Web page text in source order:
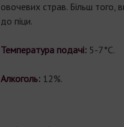
овочевих страв. Більш того,
до піци.
Температура подачі: 5-7°С.
Алкоголь:12%.